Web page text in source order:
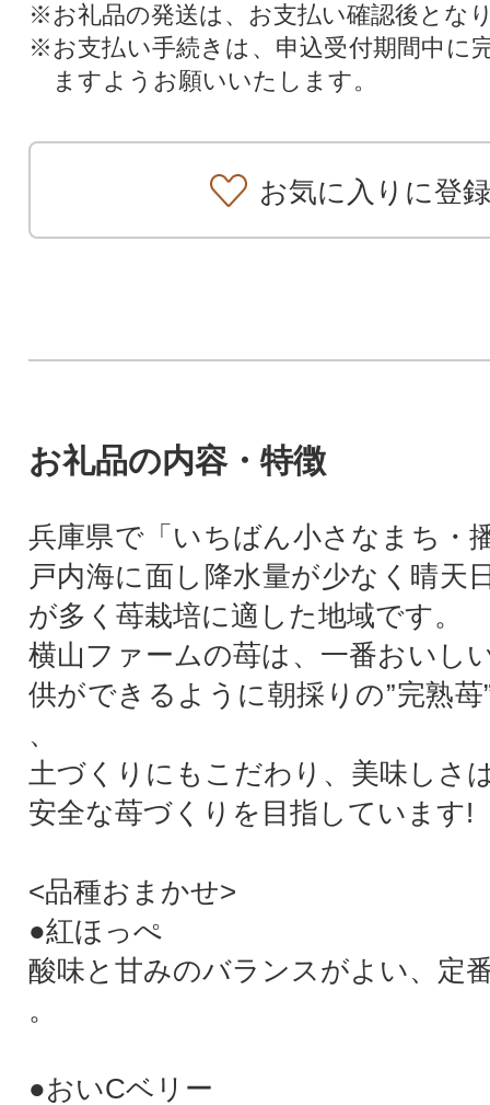
※お礼品の発送は、お支払い確認後とな
※お支払い手続きは、申込受付期間中に
ますようお願いいたします。
お気に入りに登録
お礼品の内容・特徴
兵庫県で「いちばん小さなまち・
戸内海に面し降水量が少なく晴天
が多く苺栽培に適した地域です。
横山ファームの苺は、一番おいし
供ができるように朝採りの”完熟
、
土づくりにもこだわり、美味しさ
安全な苺づくりを目指しています!
<品種おまかせ>
●紅ほっぺ
酸味と甘みのバランスがよい、定
。
●おいCベリー